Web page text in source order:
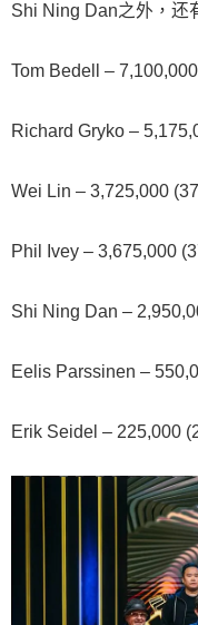
Shi Ning Dan之外，还
Tom Bedell –
Richard Gryko –
Wei Lin – 3,725,000
Phil Ivey – 3,675,000
Shi Ning Dan –
Eelis Parssinen –
Erik Seidel – 225,000